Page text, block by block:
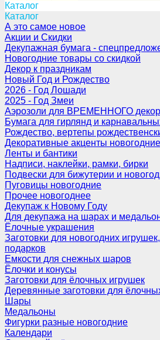
Каталог
Каталог
А это самое новое
Акции и Скидки
Декупажная бумага -
Новогодние товары со скидкой
Декор к праздникам
Новый Год и Рождество
2026 - Год Лошади
2025 - Год Змеи
Аэрозоли для ВРЕМЕННОГО
Бумага для гирлянд и
Рождество, вертепы
Декоративные акценты новогодние
Ленты и бантики
Надписи, наклейки, рамки, бирки
Подвески для бижутерии и
Пуговицы новогодние
Прочее новогоднее
Декупаж к Новому Году
Для декупажа на шарах и
Ёлочные украшения
Заготовки для новогодних
подарков
Емкости для снежных шаров
Ёлочки и конусы
Заготовки для ёлочных игрушек
Деревянные заготовки для
Шары
Медальоны
Фигурки разные новогодние
Календари